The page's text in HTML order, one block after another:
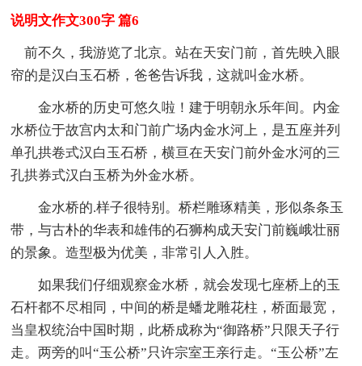
说明文作文300字 篇6
前不久，我游览了北京。站在天安门前，首先映入眼
帘的是汉白玉石桥，爸爸告诉我，这就叫金水桥。
金水桥的历史可悠久啦！建于明朝永乐年间。内金
水桥位于故宫内太和门前广场内金水河上，是五座并列
单孔拱卷式汉白玉石桥，横亘在天安门前外金水河的三
孔拱券式汉白玉桥为外金水桥。
金水桥的.样子很特别。桥栏雕琢精美，形似条条玉
带，与古朴的华表和雄伟的石狮构成天安门前巍峨壮丽
的景象。造型极为优美，非常引人入胜。
如果我们仔细观察金水桥，就会发现七座桥上的玉
石杆都不尽相同，中间的桥是蟠龙雕花柱，桥面最宽，
当皇权统治中国时期，此桥成称为“御路桥”只限天子行
走。两旁的叫“玉公桥”只许宗室王亲行走。“玉公桥”左